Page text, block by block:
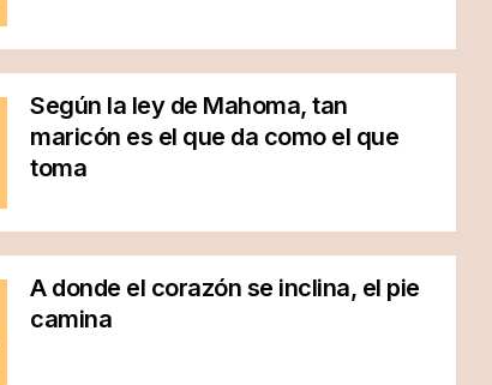
Según la ley de Mahoma, tan
maricón es el que da como el que
toma
A donde el corazón se inclina, el pie
camina